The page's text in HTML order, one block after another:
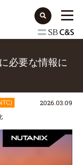
必要な情報に
2026.03.09